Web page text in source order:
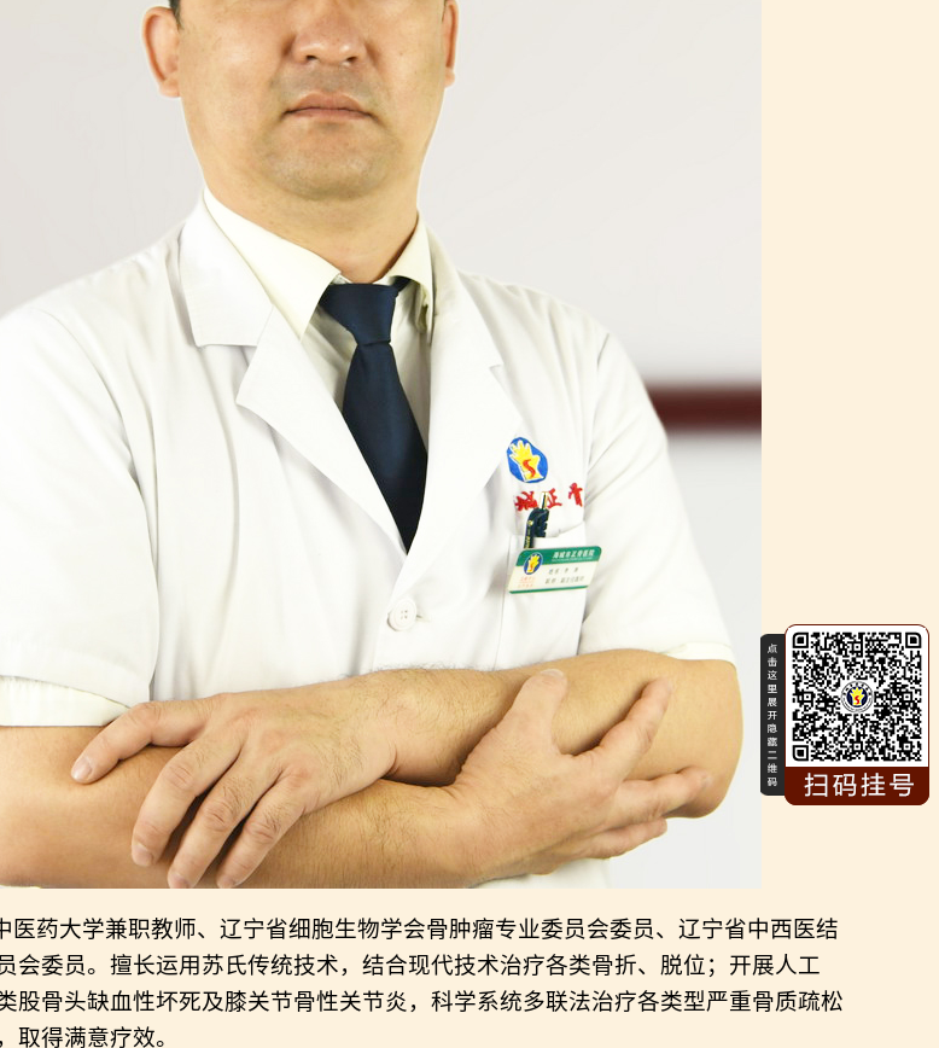
医药大学兼职教师、辽宁省细胞生物学会骨肿瘤专业委员会委员、辽宁省中西医结
会委员。擅长运用苏氏传统技术，结合现代技术治疗各类骨折、脱位；开展人工
股骨头缺血性坏死及膝关节骨性关节炎，科学系统多联法治疗各类型严重骨质疏松
取得满意疗效。